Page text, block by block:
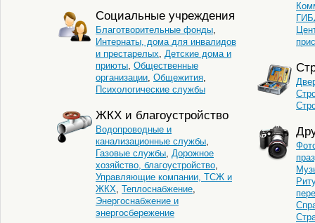
Социальные учреждения
Благотворительные фонды,
Интернаты, дома для инвалидов
и престарелых, Детские дома и
приюты, Общественные
организации, Общежития,
Психологические службы
ЖКХ и благоустройство
Водопроводные и
канализационные службы,
Газовые службы, Дорожное
хозяйство, благоустройство,
Управляющие компании, ТСЖ и
ЖКХ, Теплоснабжение,
Энергоснабжение и
энергосбережение